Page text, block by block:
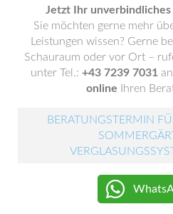
Jetzt Ihr
Sie möchten gerne mehr
Leistungen wissen? Gerne
Schauraum oder vor Ort –
unter Tel.: +43 7239 7031
online Ihren
BERATUNGSTERMIN